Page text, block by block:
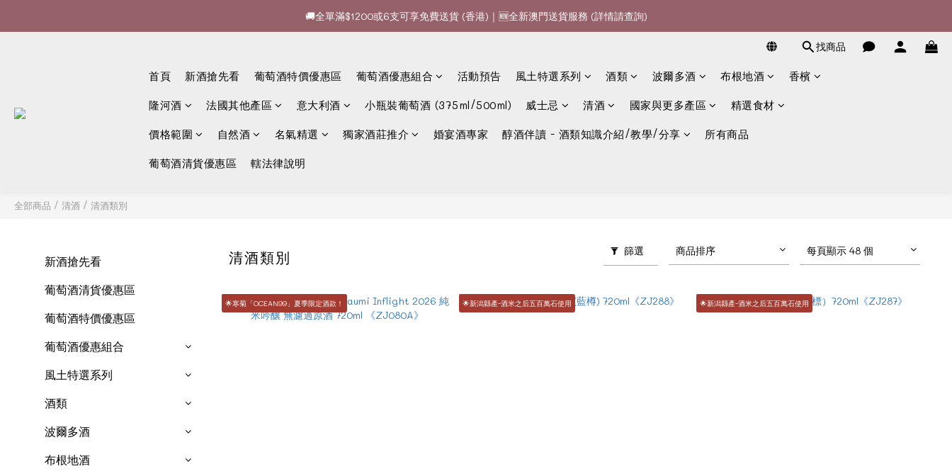
🚚全單滿$1200或6支可享免費送貨 (香港)｜🆕全新澳門送貨服務 (詳情請查詢)
🍷酒款、優惠經常更新，請時刻追蹤我地😊｜🤵👰Wine Couple 你的最佳婚宴酒酒商
找商品
首頁 新酒搶先看 葡萄酒特價優惠區 葡萄酒優惠組合 活動預告 風土特選系列 酒類 波爾多酒 布根地酒 香檳
隆河酒 法國其他產區 意大利酒 小瓶裝葡萄酒 (375ml/500ml) 威士忌 清酒 國家與更多產區 精選食材
價格範圍 自然酒 名氣精選 獨家酒莊推介 婚宴酒專家 醇酒伴讀 - 酒類知識介紹/教學/分享 所有商品
葡萄酒清貨優惠區 轄法律說明
全部商品 / 清酒 / 清酒類別
新酒搶先看
葡萄酒清貨優惠區
葡萄酒特價優惠區
葡萄酒優惠組合
風土特選系列
酒類
波爾多酒
布根地酒
清酒類別 篩選 商品排序 每頁顯示 48 個
🌟寒菊「OCEAN99」夏季限定酒款！ 🌟新潟縣產-酒米之后五百萬石使用 🌟新潟縣產-酒米之后五百萬石使用